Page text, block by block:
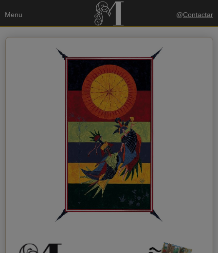
Menu @Contactar
Enviar uma cópia para o meu email
Eu aceito a
política de privacidade
Dados do destinatário